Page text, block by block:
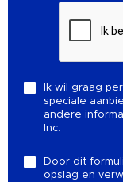
Ik wil graag
speciale
andere
Inc.
Door dit
opslag en